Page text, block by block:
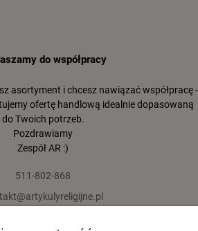
do współpracy
asortyment i chcesz nawiązać współpracę -
ofertę handlową idealnie dopasowaną
do Twoich potrzeb.
Pozdrawiamy
Zespół AR :)
511-802-868